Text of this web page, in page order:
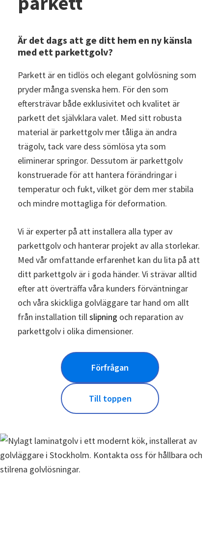
Är det dags att ge ditt hem en ny känsla
med ett parkettgolv?
Parkett är en tidlös och elegant golvlösning som
pryder många svenska hem. För den som
eftersträvar både exklusivitet och kvalitet är
parkett det självklara valet. Med sitt robusta
material är parkettgolv mer tåliga än andra
trägolv, tack vare dess sömlösa yta som
eliminerar springor. Dessutom är parkettgolv
konstruerade för att hantera förändringar i
temperatur och fukt, vilket gör dem mer stabila
och mindre mottagliga för deformation.
Vi är experter på att installera alla typer av
parkettgolv och hanterar projekt av alla storlekar.
Med vår omfattande erfarenhet kan du lita på att
ditt parkettgolv är i goda händer. Vi strävar alltid
efter att överträffa våra kunders förväntningar
och våra skickliga golvläggare tar hand om allt
från installation tillslipning och reparation av
parkettgolv i olika dimensioner.
Förfrågan
Till toppen